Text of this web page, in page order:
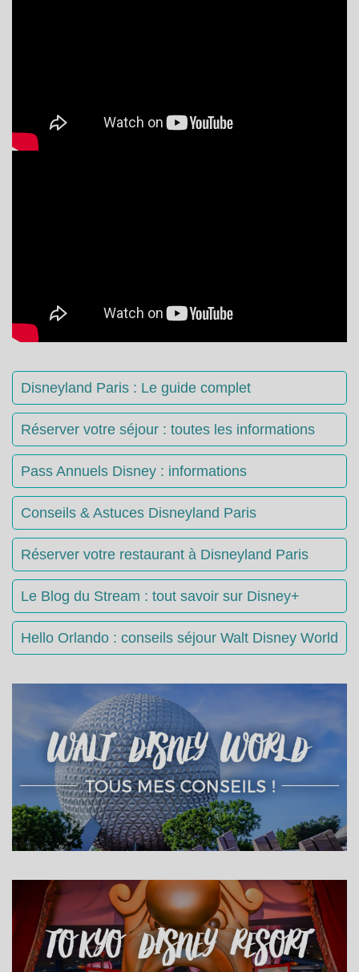
Disneyland Paris : Le guide complet
Réserver votre séjour : toutes les informations
Pass Annuels Disney : informations
Conseils & Astuces Disneyland Paris
Réserver votre restaurant à Disneyland Paris
Le Blog du Stream : tout savoir sur Disney+
Hello Orlando : conseils séjour Walt Disney World